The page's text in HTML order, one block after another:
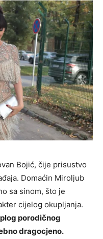
Bojić, čije prisustvo
Domaćin Miroljub
sa sinom, što je
cijelog okupljanja.
porodičnog
dragocjeno.